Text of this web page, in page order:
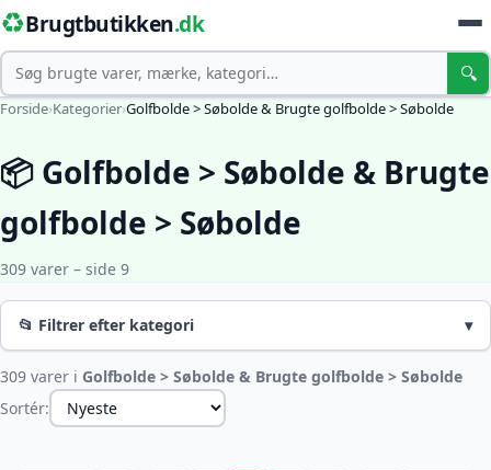
♻️Brugtbutikken.dk
Søg 🔍
Forside›Kategorier›Golfbolde > Søbolde & Brugte golfbolde > Søbolde
📦 Golfbolde > Søbolde & Brugte
golfbolde > Søbolde
309 varer – side 9
📂 Filtrer efter kategori ▾
309 varer i Golfbolde > Søbolde & Brugte golfbolde > Søbolde
Sortér: